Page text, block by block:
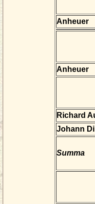
Anheuer
Anheuer
Richard
Johann
Summa